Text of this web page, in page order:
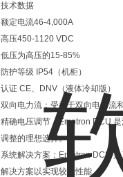
技术数据
额定电流46-4,000A
高压450-1120 VDC
低压为高压的15-85%
防护等级 IP54（机柜）
认证 CE、DNV（液体冷却版）
双向电力流：受益于双向电力流
精确电压调节：Emotron DCU
调整的理想选择。
系统解决方案：Emotron DCU
解决方案以实现较佳性能。